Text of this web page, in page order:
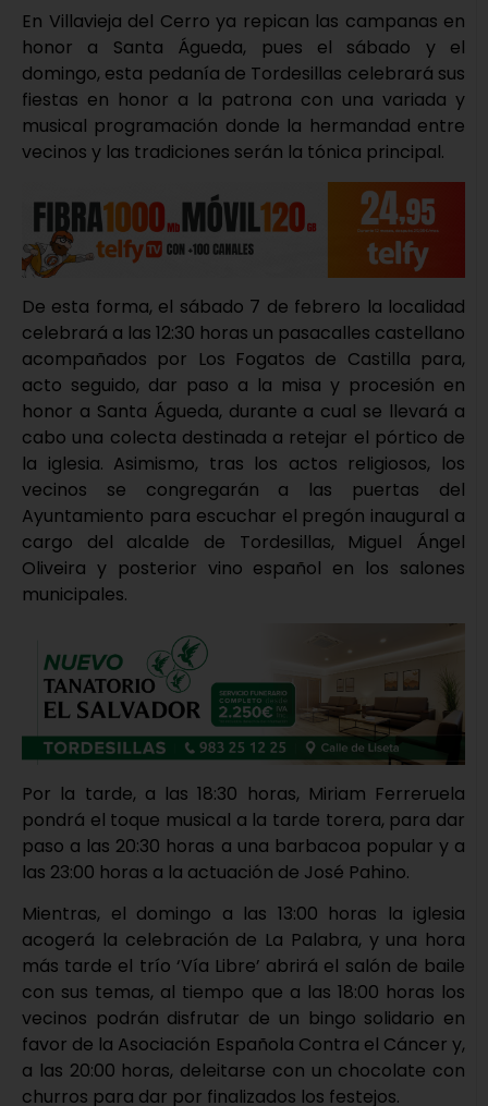
En Villavieja del Cerro ya repican las campanas en
honor a Santa Águeda, pues el sábado y el
domingo, esta pedanía de Tordesillas celebrará sus
fiestas en honor a la patrona con una variada y
musical programación donde la hermandad entre
vecinos y las tradiciones serán la tónica principal.
De esta forma, el sábado 7 de febrero la localidad
celebrará a las 12:30 horas un pasacalles castellano
acompañados por Los Fogatos de Castilla para,
acto seguido, dar paso a la misa y procesión en
honor a Santa Águeda, durante a cual se llevará a
cabo una colecta destinada a retejar el pórtico de
la iglesia. Asimismo, tras los actos religiosos, los
vecinos se congregarán a las puertas del
Ayuntamiento para escuchar el pregón inaugural a
cargo del alcalde de Tordesillas, Miguel Ángel
Oliveira y posterior vino español en los salones
municipales.
Por la tarde, a las 18:30 horas, Miriam Ferreruela
pondrá el toque musical a la tarde torera, para dar
paso a las 20:30 horas a una barbacoa popular y a
las 23:00 horas a la actuación de José Pahino.
Mientras, el domingo a las 13:00 horas la iglesia
acogerá la celebración de La Palabra, y una hora
más tarde el trío ‘Vía Libre’ abrirá el salón de baile
con sus temas, al tiempo que a las 18:00 horas los
vecinos podrán disfrutar de un bingo solidario en
favor de la Asociación Española Contra el Cáncer y,
a las 20:00 horas, deleitarse con un chocolate con
churros para dar por finalizados los festejos.